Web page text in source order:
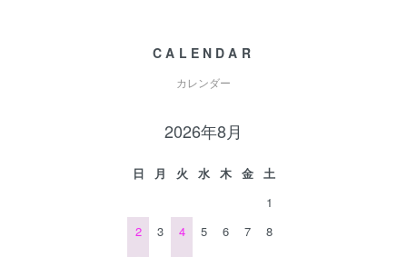
CALENDAR
カレンダー
2026年8月
日 月 火 水 木 金
土
1
2
3 4 5 6 7
8